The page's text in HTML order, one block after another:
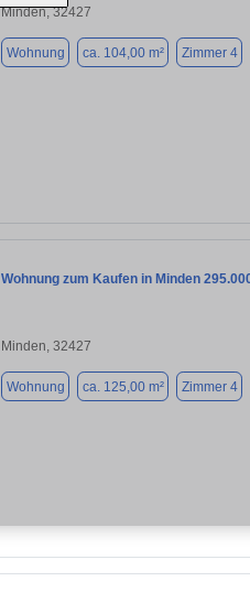
Minden, 32427
Wohnung ca. 104,00 m² Zimmer 4
Wohnung zum Kaufen in Minden
Minden, 32427
Wohnung ca. 125,00 m² Zimmer 4